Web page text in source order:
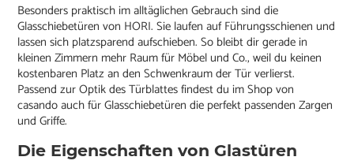
Besonders praktisch im alltäglichen Gebrauch sind die
Glasschiebetüren von HORI. Sie laufen auf Führungsschienen und
lassen sich platzsparend aufschieben. So bleibt dir gerade in
kleinen Zimmern mehr Raum für Möbel und Co., weil du keinen
kostenbaren Platz an den Schwenkraum der Tür verlierst.
Passend zur Optik des Türblattes findest du im Shop von
casando auch für Glasschiebetüren die perfekt passenden Zargen
und Griffe.
Die Eigenschaften von Glastüren